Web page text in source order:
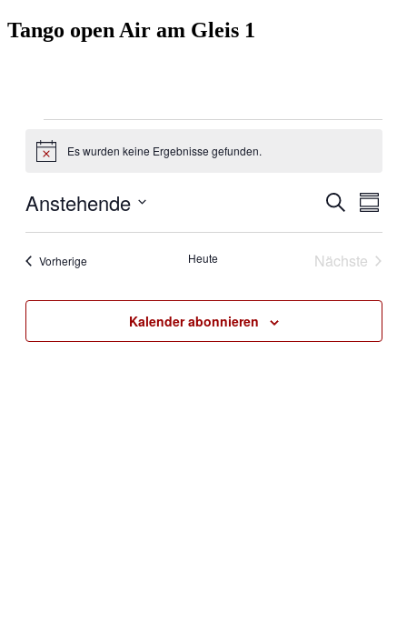
Tango open Air am Gleis 1
HinweisEs wurden keine Ergebnisse gefunden.
Suche
Anstehende
VorherigeVeranstaltungen Heute
Nächste
Kalender abonnieren